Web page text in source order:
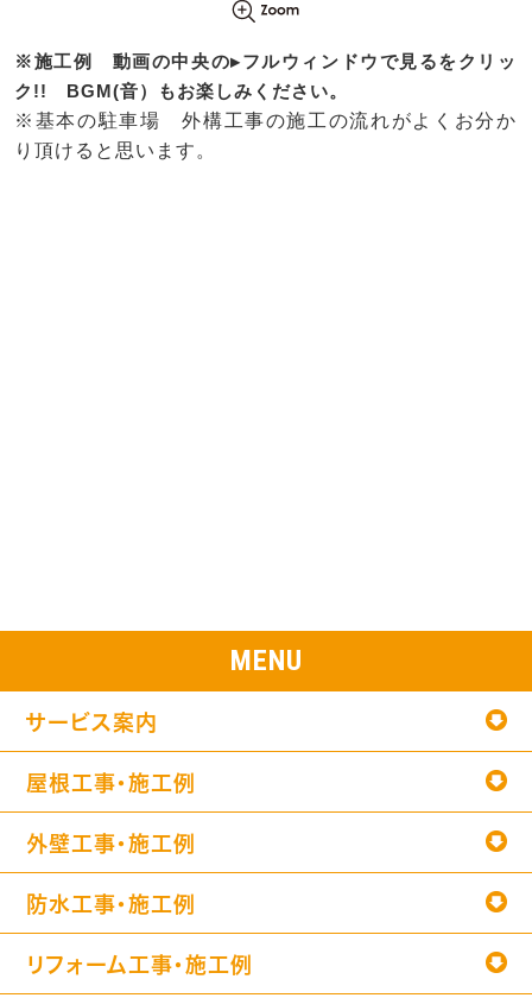
※施工例 動画の中央の▸フルウィンドウで見るをクリッ
ク!! BGM(音）もお楽しみください。
※基本の駐車場 外構工事の施工の流れがよくお分か
り頂けると思います。
MENU
サービス案内
屋根工事・施工例
外壁工事・施工例
防水工事・施工例
リフォーム工事・施工例